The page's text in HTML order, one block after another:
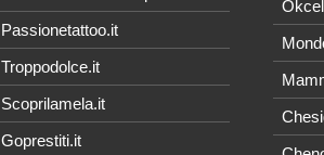
Passionetattoo.it
Troppodolce.it
Scoprilamela.it
Goprestiti.it